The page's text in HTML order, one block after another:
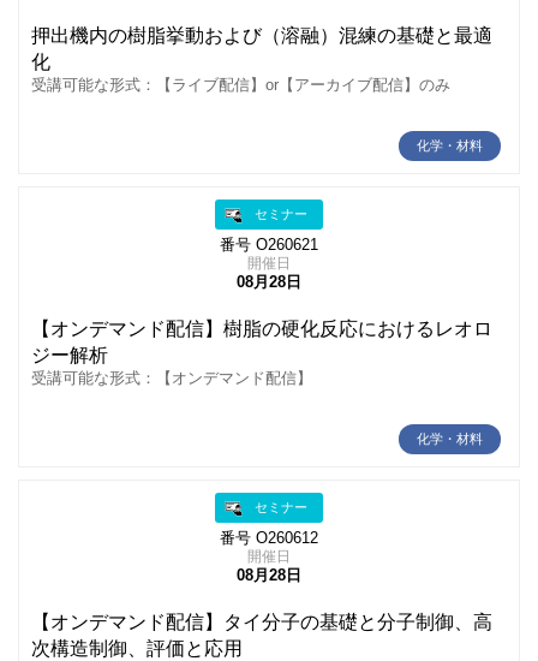
押出機内の樹脂挙動および（溶融）混練の基礎と最適
化
受講可能な形式：【ライブ配信】or【アーカイブ配信】のみ
化学・材料
セミナー
番号 O260621
開催日
08月28日
【オンデマンド配信】樹脂の硬化反応におけるレオロ
ジー解析
受講可能な形式：【オンデマンド配信】
化学・材料
セミナー
番号 O260612
開催日
08月28日
【オンデマンド配信】タイ分子の基礎と分子制御、高
次構造制御、評価と応用